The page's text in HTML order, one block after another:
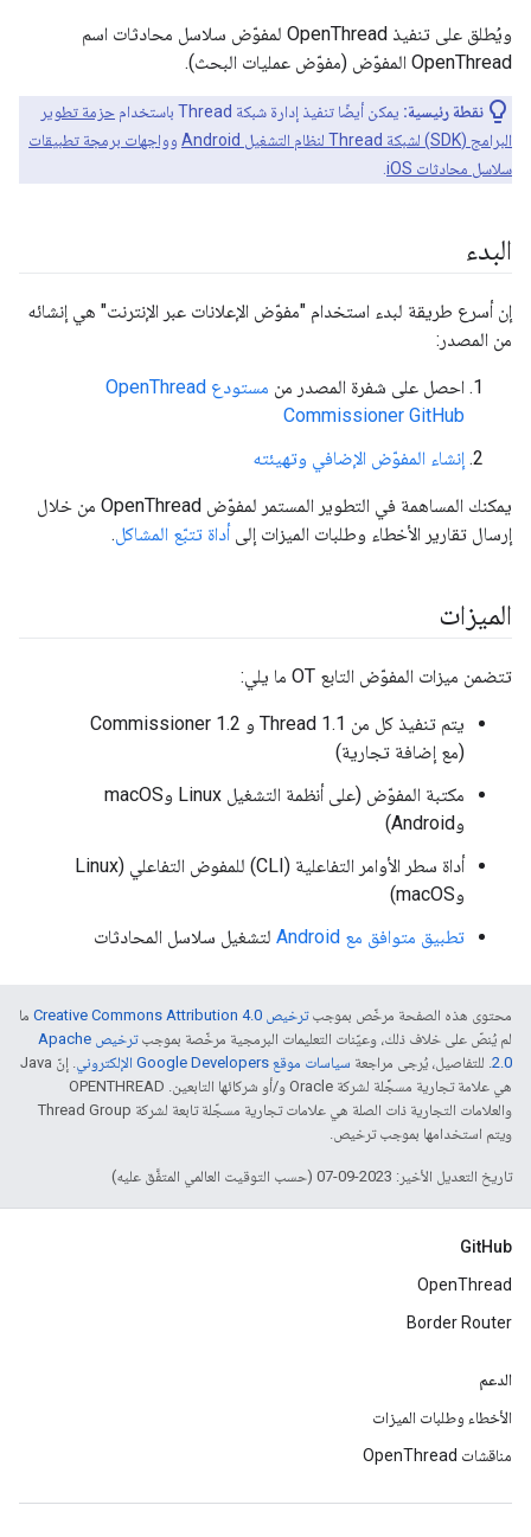
ويُطلق على تنفيذ OpenThread لمفوّض سلاسل محادثات اسم
OpenThread المفوّض (مفوّض عمليات البحث).
نقطة رئيسية: يمكن أيضًا تنفيذ إدارة شبكة Thread باستخدام
حزمة تطوير
البرامج (SDK) لشبكة Thread لنظام التشغيل Android
وواجهات برمجة تطبيقات
سلاسل محادثات iOS
البدء
إن أسرع طريقة لبدء استخدام "مفوّض الإعلانات عبر الإنترنت" هي إنشائه
من المصدر:
احصل على شفرة المصدر من
مستودع OpenThread
Commissioner GitHub
إنشاء المفوّض الإضافي وتهيئته
يمكنك المساهمة في التطوير المستمر لمفوّض OpenThread من خلال
إرسال تقارير الأخطاء وطلبات الميزات إلىأداة تتبّع المشاكل .
الميزات
تتضمن ميزات المفوّض التابع OT ما يلي:
يتم تنفيذ كل من Thread 1.1 و Commissioner 1.2
(مع إضافة تجارية)
مكتبة المفوّض (على أنظمة التشغيل Linux وmacOS
وAndroid)
أداة سطر الأوامر التفاعلية (CLI) للمفوض التفاعلي (Linux
وmacOS)
تطبيق متوافق مع Android
لتشغيل سلاسل المحادثات
محتوى هذه الصفحة مرخّص بموجبترخيص Creative Commons Attribution 4.0‏
ما
لم يُنصّ على خلاف ذلك، وعيّنات التعليمات البرمجية مرخّصة بموجب
ترخيص Apache
2.0‏ . للتفاصيل، يُرجى مراجعة سياسات موقع Google Developers الإلكتروني
. إنّ Java
هي علامة تجارية مسجَّلة لشركة Oracle و/أو شركائها التابعين. ‫OPENTHREAD
والعلامات التجارية ذات الصلة هي علامات تجارية مسجّلة تابعة لشركة Thread Group
ويتم استخدامها بموجب ترخيص.
تاريخ التعديل الأخير: 2023-09-07 (حسب التوقيت العالمي المتفَّق عليه)
GitHub
OpenThread
Border Router
الدعم
الأخطاء وطلبات الميزات
مناقشات OpenThread